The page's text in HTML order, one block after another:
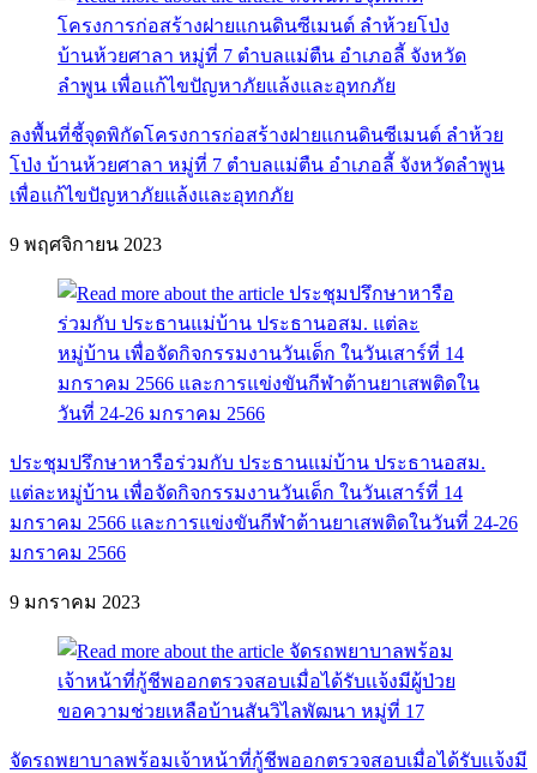
ลงพื้นที่ชี้จุดพิกัดโครงการก่อสร้างฝายแกนดินซีเมนต์ ลำห้วย
โป่ง บ้านห้วยศาลา หมู่ที่ 7 ตำบลแม่ตืน อำเภอลี้ จังหวัดลำพูน
เพื่อแก้ไขปัญหาภัยแล้งและอุทกภัย
9 พฤศจิกายน 2023
ประชุมปรึกษาหารือร่วมกับ ประธานแม่บ้าน ประธานอสม.
แต่ละหมู่บ้าน เพื่อจัดกิจกรรมงานวันเด็ก ในวันเสาร์ที่ 14
มกราคม 2566 และการแข่งขันกีฬาต้านยาเสพติดในวันที่ 24-26
มกราคม 2566
9 มกราคม 2023
จัดรถพยาบาลพร้อมเจ้าหน้าที่กู้ชีพออกตรวจสอบเมื่อได้รับเเจ้งมี